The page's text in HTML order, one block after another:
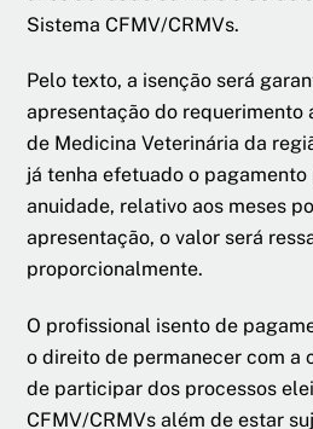
Sistema CFMV/CRMVs.
Pelo texto, a isenção será
apresentação do requerimento
de Medicina Veterinária da
já tenha efetuado o
anuidade, relativo aos meses
apresentação, o valor será
proporcionalmente.
O profissional isento de
o direito de permanecer com a
de participar dos processos
CFMV/CRMVs além de estar